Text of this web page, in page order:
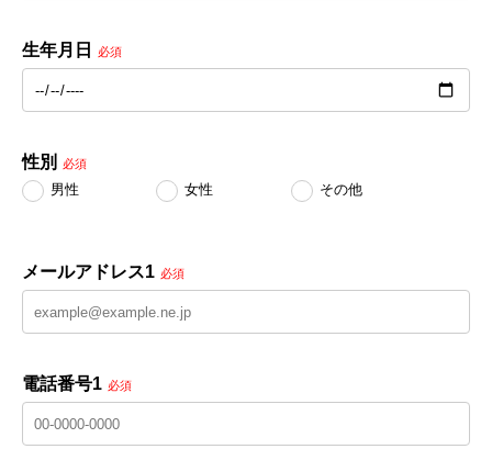
生年月日 必須
性別 必須
男性 女性 その他
メールアドレス1 必須
電話番号1 必須